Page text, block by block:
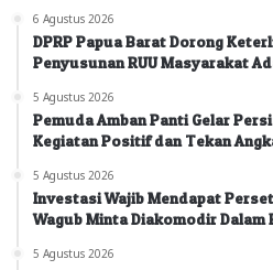
6 Agustus 2026
DPRP Papua Barat Dorong
Penyusunan RUU Masyarakat
5 Agustus 2026
Pemuda Amban Panti Gelar
Kegiatan Positif dan Tekan
5 Agustus 2026
Investasi Wajib Mendapat
Wagub Minta Diakomodir Dalam
5 Agustus 2026